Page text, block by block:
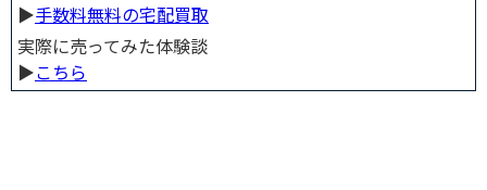
▶︎手数料無料の宅配買取
実際に売ってみた体験談
▶︎こちら